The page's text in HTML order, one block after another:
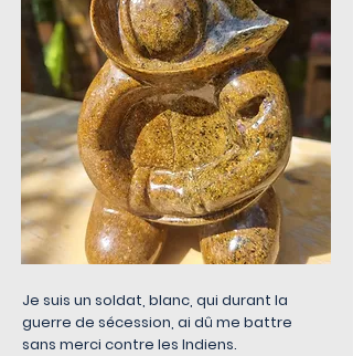
Je suis un soldat, blanc, qui durant la
guerre de sécession, ai dû me battre
sans merci contre les Indiens.